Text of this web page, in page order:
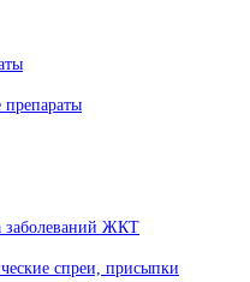
заболеваний ЖКТ
спреи, присыпки